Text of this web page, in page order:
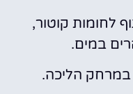
לחומות קוטור,
במים.
הליכה.